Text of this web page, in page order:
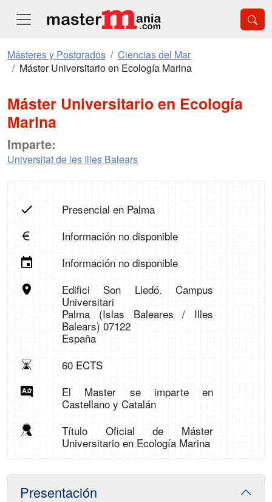
Másteres y Postgrados
Ciencias del Mar
Máster Universitario en Ecología Marina
Máster Universitario en Ecología
Marina
Imparte:
Universitat de les Illes Balears
Presencial en Palma
Información no disponible
Información no disponible
Edifici Son Lledó. Campus
Universitari
Palma (Islas Baleares / Illes
Balears) 07122
España
60 ECTS
El Master se imparte en
Castellano y Catalán
Título Oficial de Máster
Universitario en Ecología Marina
Presentación